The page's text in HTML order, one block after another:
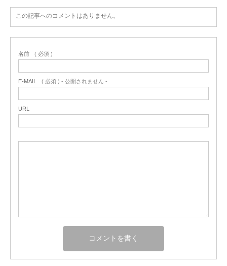
この記事へのコメントはありません。
名前 ( 必須 )
E-MAIL ( 必須 ) - 公開されません -
URL